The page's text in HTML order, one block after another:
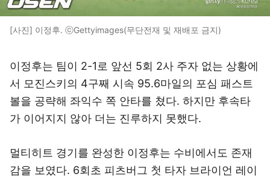
[사진] 이정후. ⓒGettyimages(무단전재 및 재배포 금지)
이정후는 팀이 2-1로 앞선 5회 2사 주자 없는 상황에
서 모진스키의 4구째 시속 95.6마일의 포심 패스트
볼을 공략해 좌익수 쪽 안타를 쳤다. 하지만 후속타
가 이어지지 않아 더는 진루하지 못했다.
멀티히트 경기를 완성한 이정후는 수비에서도 존재
감을 보였다. 6회초 피츠버그 첫 타자 브라이언 레이